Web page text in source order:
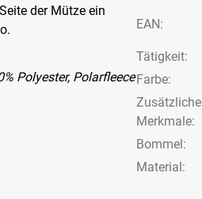
der Mütze ein
Polyester, Polarfleece
EAN:
Tätigkeit:
Farbe:
Zusätzliche
Merkmale:
Bommel:
Material: